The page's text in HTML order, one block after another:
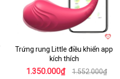
Trứng rung Little điều khiển app
kích thích
1.350.000₫ 1.552.000₫